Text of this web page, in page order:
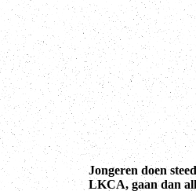
Jongeren doen
LKCA, gaan dan